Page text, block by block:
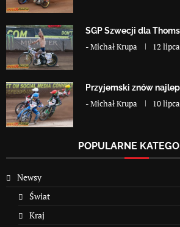
SGP Szwecji dla
-Michał Krupa 12
Przyjemski znów
-Michał Krupa 10
POPULARNE
Newsy
Świat
Kraj